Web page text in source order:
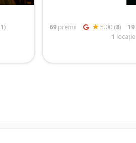
1)
69 premii 5.00 (8) 19
1 locație